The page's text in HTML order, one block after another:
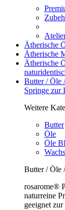
Ätherische
Ätherische
Ätherische
Butter / Öle
Springe zur
Weitere
Butter
Öle
Öle
Butter / Öle
rosarome®
naturreine
geeignet